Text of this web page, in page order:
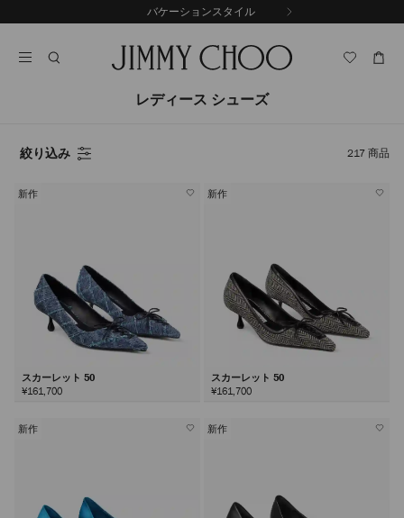
ン
ス
ラ
バケーションスタイル
レディース シューズ
絞り込み 217商品
新作
スカーレット 50
¥161,700
新作
スカーレット 50
¥161,700
新作 新作